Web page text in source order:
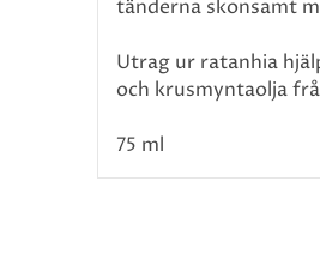
tänderna skonsamt
Utrag ur ratanhia
och krusmyntaolja
75 ml